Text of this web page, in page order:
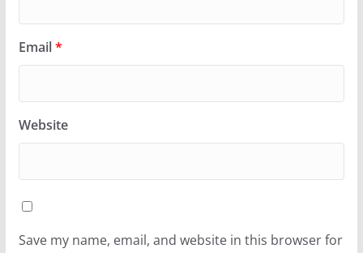
Email*
Website
Save my name, email, and website in this browser for